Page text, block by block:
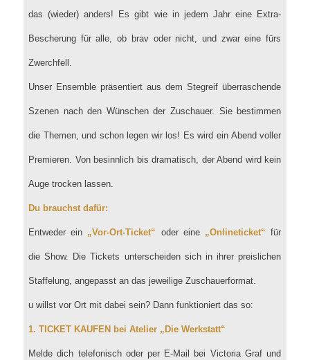
das (wieder) anders! Es gibt wie in jedem Jahr eine Extra-
Bescherung für alle, ob brav oder nicht, und zwar eine fürs
Zwerchfell.
Unser Ensemble präsentiert aus dem Stegreif überraschende
Szenen nach den Wünschen der Zuschauer. Sie bestimmen
die Themen, und schon legen wir los! Es wird ein Abend voller
Premieren. Von besinnlich bis dramatisch, der Abend wird kein
Auge trocken lassen.
Du brauchst dafür:
Entweder ein „Vor-Ort-Ticket“ oder eine „Onlineticket“ für
die Show. Die Tickets unterscheiden sich in ihrer preislichen
Staffelung, angepasst an das jeweilige Zuschauerformat.
u willst vor Ort mit dabei sein? Dann funktioniert das so:
1. TICKET KAUFEN bei Atelier „Die Werkstatt“
Melde dich telefonisch oder per E-Mail bei Victoria Graf und